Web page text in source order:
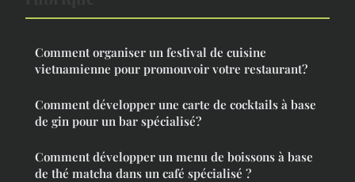
Comment organiser un festival de cuisine
vietnamienne pour promouvoir votre restaurant?
Comment développer une carte de cocktails à base
de gin pour un bar spécialisé?
Comment développer un menu de boissons à base
de thé matcha dans un café spécialisé ?